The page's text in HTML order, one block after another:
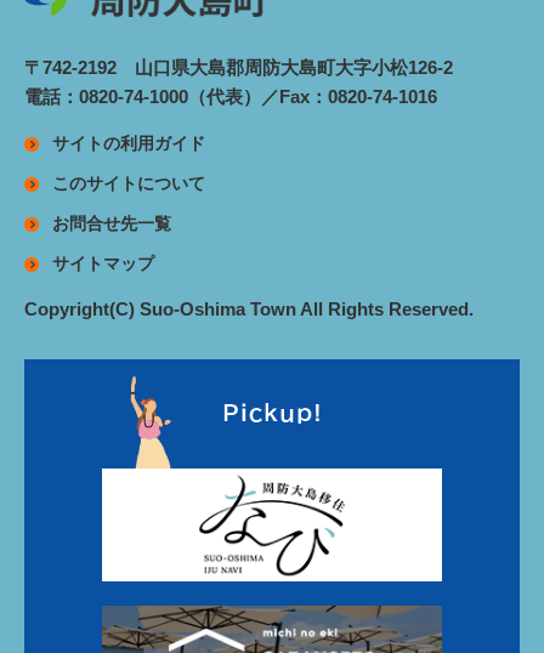
〒742-2192 山口県大島郡周防大島町大字小松126-2
電話：0820-74-1000（代表）／Fax：0820-74-1016
サイトの利用ガイド
このサイトについて
お問合せ先一覧
サイトマップ
Copyright(C) Suo-Oshima Town All Rights Reserved.